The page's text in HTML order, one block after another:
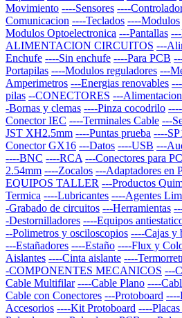
Movimiento ----Sensores ----
Comunicacion ----Teclados ----Modulos
Modulos Optoelectronica ---Pantallas
ALIMENTACION CIRCUITOS ---
Enchufe ----Sin enchufe ----Para PCB
Portapilas ----Modulos reguladores ---
Amperimetros ---Energias renovables
pilas --CONECTORES ---Alimentacion
-Bornas y clemas ----Pinza cocodrilo
Conector IEC ----Terminales Cable ---
JST XH2.5mm ----Puntas prueba ----
Conector GX16 ---Datos ----USB ---
----BNC ----RCA ---Conectores para
2.54mm ----Zocalos ---Adaptadores en
EQUIPOS TALLER ---Productos
Termica ----Lubricantes ----Agentes
-Grabado de circuitos ---Herramientas
-Destornilladores ----Equipos
--Polimetros y osciloscopios ----Cajas y
---Estañadores ----Estaño ----Flux y
Aislantes ----Cinta aislante ----
-COMPONENTES MECANICOS ---
Cable Multifilar ----Cable Plano ----
Cable con Conectores ---Protoboard ----
Accesorios ----Kit Protoboard ----